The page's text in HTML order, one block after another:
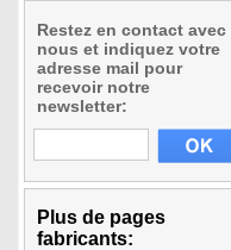
Restez en contact avec
nous et indiquez votre
adresse mail pour
recevoir notre
newsletter:
Plus de pages
fabricants: